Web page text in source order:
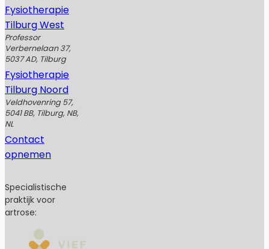
Fysiotherapie
Tilburg West
Professor
Verbernelaan 37,
5037 AD, Tilburg
Fysiotherapie
Tilburg Noord
Veldhovenring 57,
5041 BB, Tilburg, NB,
NL
Contact
opnemen
Specialistische
praktijk voor
artrose: